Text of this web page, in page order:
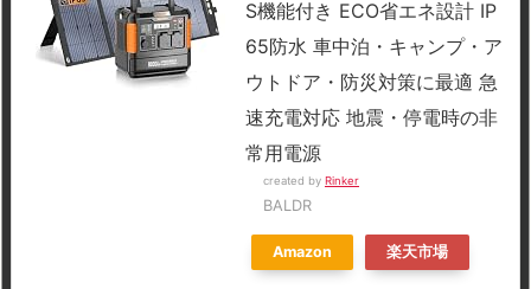
S機能付き ECO省エネ設計 IP
65防水 車中泊・キャンプ・ア
ウトドア・防災対策に最適 急
速充電対応 地震・停電時の非
常用電源
created by Rinker
BALDR
Amazon 楽天市場